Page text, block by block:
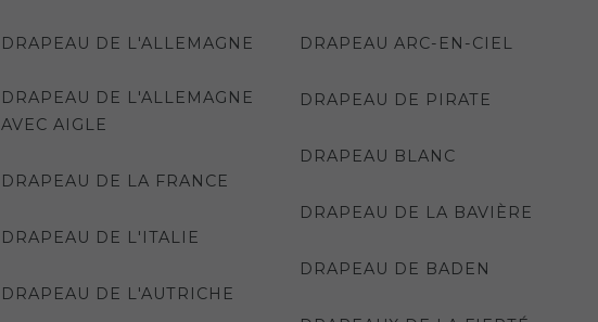
DRAPEAU DE L'ALLEMAGNE
DRAPEAU DE L'ALLEMAGNE
AVEC AIGLE
DRAPEAU DE LA FRANCE
DRAPEAU DE L'ITALIE
DRAPEAU DE L'AUTRICHE
DRAPEAU ARC-EN-CIEL
DRAPEAU DE PIRATE
DRAPEAU BLANC
DRAPEAU DE LA BAVIÈRE
DRAPEAU DE BADEN